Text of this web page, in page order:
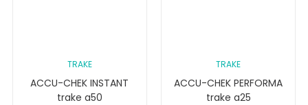
TRAKE
ACCU-CHEK INSTANT
trake a50
TRAKE
ACCU-CHEK PERFORMA
trake a25